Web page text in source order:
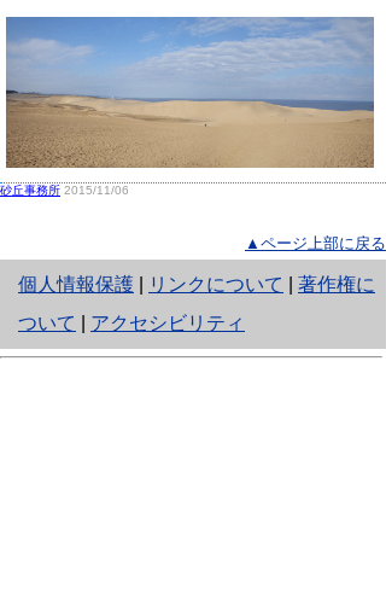
砂丘事務所 2015/11/06
▲ページ上部に戻る
個人情報保護
と
り
ネ
リンクについて
著作権に
ついて
アクセシビリティ